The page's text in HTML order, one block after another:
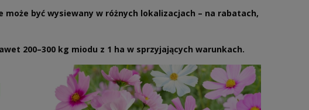
być wysiewany w różnych lokalizacjach – na rabatach,
200–300 kg miodu z 1 ha w sprzyjających warunkach.